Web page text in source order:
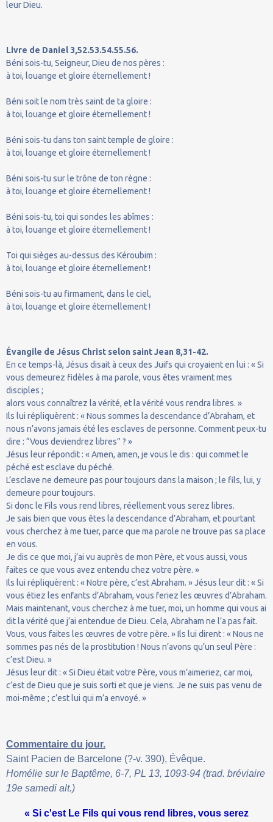
leur Dieu.
Livre de Daniel 3,52.53.54.55.56.
Béni sois-tu, Seigneur, Dieu de nos pères :
à toi, louange et gloire éternellement !
Béni soit le nom très saint de ta gloire :
à toi, louange et gloire éternellement !
Béni sois-tu dans ton saint temple de gloire :
à toi, louange et gloire éternellement !
Béni sois-tu sur le trône de ton règne :
à toi, louange et gloire éternellement !
Béni sois-tu, toi qui sondes les abîmes :
à toi, louange et gloire éternellement !
Toi qui sièges au-dessus des Kéroubim :
à toi, louange et gloire éternellement !
Béni sois-tu au firmament, dans le ciel,
à toi, louange et gloire éternellement !
Évangile de Jésus Christ selon saint Jean 8,31-42.
En ce temps-là, Jésus disait à ceux des Juifs qui croyaient en lui : « Si
vous demeurez fidèles à ma parole, vous êtes vraiment mes
disciples ;
alors vous connaîtrez la vérité, et la vérité vous rendra libres. »
Ils lui répliquèrent : « Nous sommes la descendance d’Abraham, et
nous n’avons jamais été les esclaves de personne. Comment peux-tu
dire : “Vous deviendrez libres” ? »
Jésus leur répondit : « Amen, amen, je vous le dis : qui commet le
péché est esclave du péché.
L’esclave ne demeure pas pour toujours dans la maison ; le fils, lui, y
demeure pour toujours.
Si donc le Fils vous rend libres, réellement vous serez libres.
Je sais bien que vous êtes la descendance d’Abraham, et pourtant
vous cherchez à me tuer, parce que ma parole ne trouve pas sa place
en vous.
Je dis ce que moi, j’ai vu auprès de mon Père, et vous aussi, vous
faites ce que vous avez entendu chez votre père. »
Ils lui répliquèrent : « Notre père, c’est Abraham. » Jésus leur dit : « Si
vous étiez les enfants d’Abraham, vous feriez les œuvres d’Abraham.
Mais maintenant, vous cherchez à me tuer, moi, un homme qui vous ai
dit la vérité que j’ai entendue de Dieu. Cela, Abraham ne l’a pas fait.
Vous, vous faites les œuvres de votre père. » Ils lui dirent : « Nous ne
sommes pas nés de la prostitution ! Nous n’avons qu’un seul Père :
c’est Dieu. »
Jésus leur dit : « Si Dieu était votre Père, vous m’aimeriez, car moi,
c’est de Dieu que je suis sorti et que je viens. Je ne suis pas venu de
moi-même ; c’est lui qui m’a envoyé. »
Commentaire du jour.
Saint Pacien de Barcelone (?-v. 390), Évêque.
Homélie sur le Baptême, 6-7, PL 13, 1093-94 (trad. bréviaire
19e samedi alt.)
« Si c'est Le Fils qui vous rend libres, vous serez